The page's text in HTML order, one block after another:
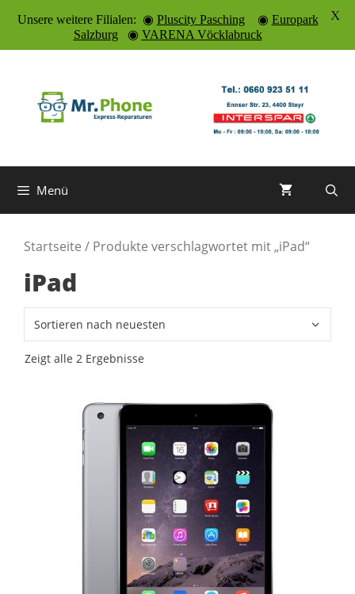
springen
Menü
Startseite / Produkte verschlagwortet mit „iPad“
iPad
Zeigt alle 2 Ergebnisse
Unsere weitere Filialen: ◉ Pluscity Pasching◉ Europark
Salzburg◉ VARENA Vöcklabruck
X